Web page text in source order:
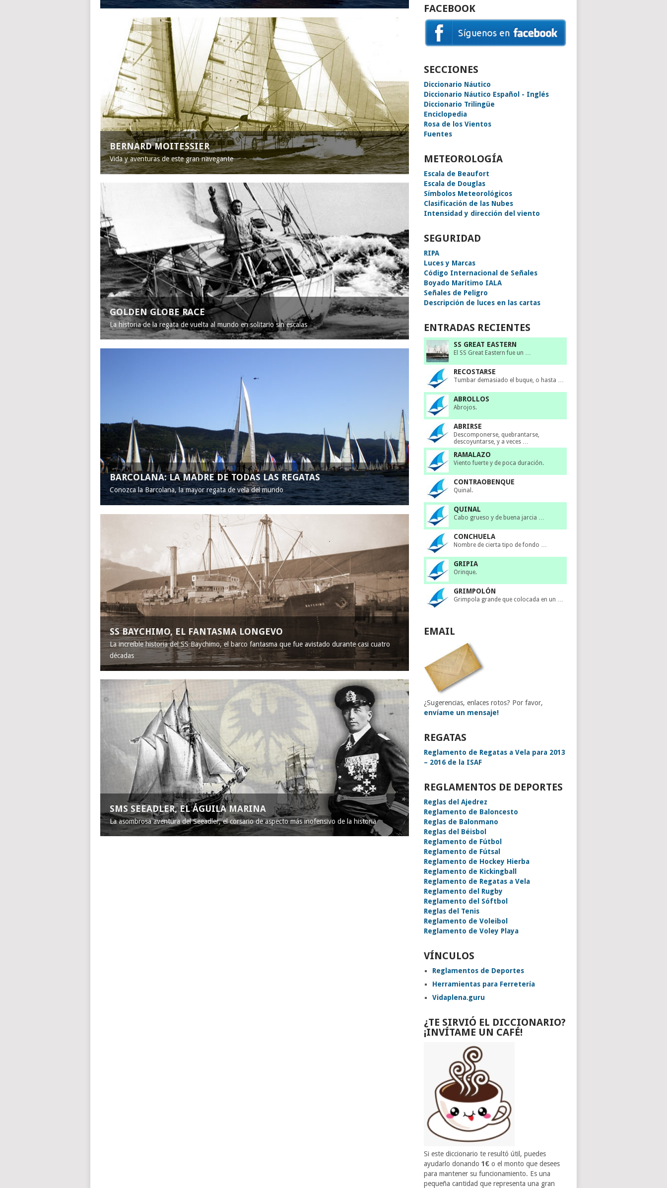
BERNARD MOITESSIER
Vida y aventuras de este gran navegante
GOLDEN GLOBE RACE
La historia de la regata de vuelta al mundo en solitario sin escalas
BARCOLANA: LA MADRE DE TODAS LAS REGATAS
Conozca la Barcolana, la mayor regata de vela del mundo
SS BAYCHIMO, EL FANTASMA LONGEVO
La increíble historia del SS Baychimo, el barco fantasma que fue avistado durante casi cuatro
décadas
SMS SEEADLER, EL ÁGUILA MARINA
La asombrosa aventura del Seeadler, el corsario de aspecto más inofensivo de la historia
FACEBOOK
SECCIONES
Diccionario Náutico
Diccionario Náutico Español - Inglés
Diccionario Trilingüe
Enciclopedia
Rosa de los Vientos
Fuentes
METEOROLOGÍA
Escala de Beaufort
Escala de Douglas
Símbolos Meteorológicos
Clasificación de las Nubes
Intensidad y dirección del viento
SEGURIDAD
RIPA
Luces y Marcas
Código Internacional de Señales
Boyado Marítimo IALA
Señales de Peligro
Descripción de luces en las cartas
ENTRADAS RECIENTES
SS GREAT EASTERN
El SS Great Eastern fue un …
RECOSTARSE
Tumbar demasiado el buque, o hasta …
ABROLLOS
Abrojos.
ABRIRSE
Descomponerse, quebrantarse,
descoyuntarse, y a veces …
RAMALAZO
Viento fuerte y de poca duración.
CONTRAOBENQUE
Quinal.
QUINAL
Cabo grueso y de buena jarcia …
CONCHUELA
Nombre de cierta tipo de fondo …
GRIPIA
Orinque.
GRIMPOLÓN
Grimpola grande que colocada en un …
EMAIL
¿Sugerencias, enlaces rotos? Por favor,
envíame un mensaje!
REGATAS
Reglamento de Regatas a Vela para 2013
– 2016 de la ISAF
REGLAMENTOS DE DEPORTES
Reglas del Ajedrez
Reglamento de Baloncesto
Reglas de Balonmano
Reglas del Béisbol
Reglamento de Fútbol
Reglamento de Fútsal
Reglamento de Hockey Hierba
Reglamento de Kickingball
Reglamento de Regatas a Vela
Reglamento del Rugby
Reglamento del Sóftbol
Reglas del Tenis
Reglamento de Voleibol
Reglamento de Voley Playa
VÍNCULOS
Reglamentos de Deportes
Herramientas para Ferretería
Vidaplena.guru
¿TE SIRVIÓ EL DICCIONARIO?
¡INVÍTAME UN CAFÉ!
Si este diccionario te resultó útil, puedes
ayudarlo donando1€ o el monto que desees
para mantener su funcionamiento. Es una
pequeña cantidad que representa una gran